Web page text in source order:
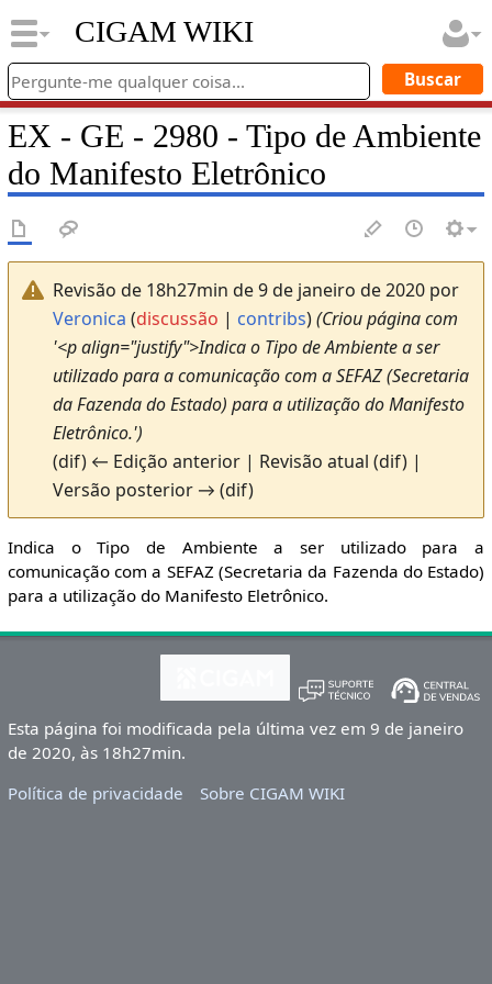
CIGAM WIKI
EX - GE - 2980 - Tipo de Ambiente
do Manifesto Eletrônico
Revisão de 18h27min de 9 de janeiro de 2020 por
Veronica (discussão | contribs)(Criou página com
'<p align="justify">Indica o Tipo de Ambiente a ser
utilizado para a comunicação com a SEFAZ (Secretaria
da Fazenda do Estado) para a utilização do Manifesto
Eletrônico.')
(dif) ← Edição anterior | Revisão atual (dif) |
Versão posterior → (dif)
Indica o Tipo de Ambiente a ser utilizado para a
comunicação com a SEFAZ (Secretaria da Fazenda do Estado)
para a utilização do Manifesto Eletrônico.
Esta página foi modificada pela última vez em 9 de janeiro
de 2020, às 18h27min.
Política de privacidade
Sobre CIGAM WIKI